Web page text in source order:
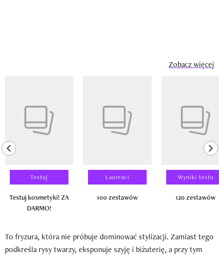
Zobacz więcej
previous element
Testuj
Testuj kosmetyki! ZA
DARMO!
Laureaci
100 zestawów
Wyniki testu
120 zestawów
To fryzura, która nie próbuje dominować stylizacji. Zamiast tego
podkreśla rysy twarzy, eksponuje szyję i biżuterię, a przy tym